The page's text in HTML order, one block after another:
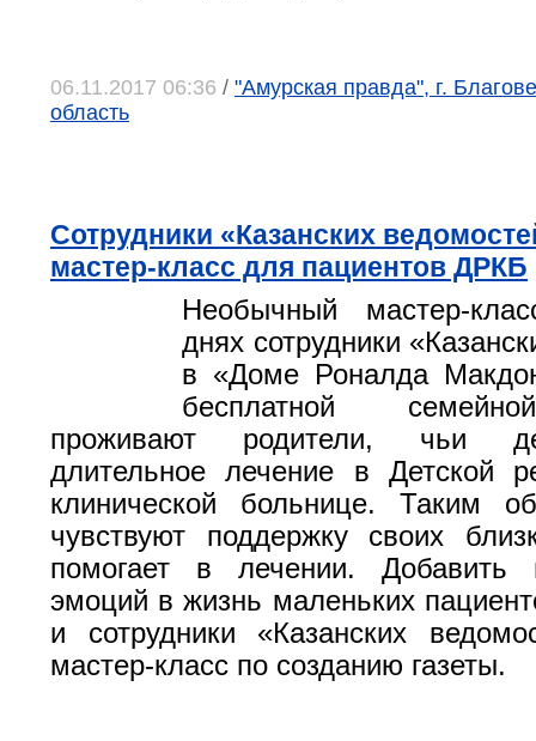
06.11.2017 06:36 / "Амурская правда", г.
область
Сотрудники «Казанских
мастер-класс для пациентов ДРКБ
Необычный мастер-
днях сотрудники
в «Доме Роналда
бесплатной
проживают родители, чьи
длительное лечение в Детской
клинической больнице. Таким
чувствуют поддержку своих
помогает в лечении. Добавить
эмоций в жизнь маленьких
и сотрудники «Казанских
мастер-класс по созданию газеты.